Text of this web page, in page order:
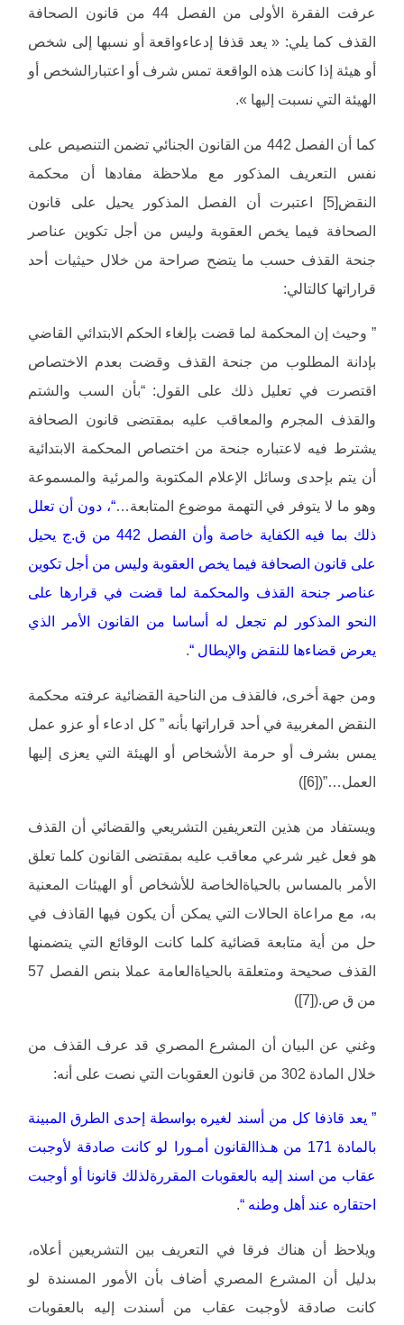
عرفت الفقرة الأولى من الفصل 44 من قانون الصحافة
القذف كما يلي: « يعد قذفا إدعاءواقعة أو نسبها إلى شخص
أو هيئة إذا كانت هذه الواقعة تمس شرف أو اعتبارالشخص أو
الهيئة التي نسبت إليها ».
كما أن الفصل 442 من القانون الجنائي تضمن التنصيص على
نفس التعريف المذكور مع ملاحظة مفادها أن محكمة
النقض[5] اعتبرت أن الفصل المذكور يحيل على قانون
الصحافة فيما يخص العقوبة وليس من أجل تكوين عناصر
جنحة القذف حسب ما يتضح صراحة من خلال حيثيات أحد
قراراتها كالتالي:
” وحيث إن المحكمة لما قضت بإلغاء الحكم الابتدائي القاضي
بإدانة المطلوب من جنحة القذف وقضت بعدم الاختصاص
اقتصرت في تعليل ذلك على القول: “بأن السب والشتم
والقذف المجرم والمعاقب عليه بمقتضى قانون الصحافة
يشترط فيه لاعتباره جنحة من اختصاص المحكمة الابتدائية
أن يتم بإحدى وسائل الإعلام المكتوبة والمرئية والمسموعة
وهو ما لا يتوفر في التهمة موضوع المتابعة…“، دون أن تعلل
ذلك بما فيه الكفاية خاصة وأن الفصل 442 من ق.ج يحيل
على قانون الصحافة فيما يخص العقوبة وليس من أجل تكوين
عناصر جنحة القذف والمحكمة لما قضت في قرارها على
النحو المذكور لم تجعل له أساسا من القانون الأمر الذي
يعرض قضاءها للنقض والإبطال “.
ومن جهة أخرى، فالقذف من الناحية القضائية عرفته محكمة
النقض المغربية في أحد قراراتها بأنه ” كل ادعاء أو عزو عمل
يمس بشرف أو حرمة الأشخاص أو الهيئة التي يعزى إليها
العمل…”([6])
ويستفاد من هذين التعريفين التشريعي والقضائي أن القذف
هو فعل غير شرعي معاقب عليه بمقتضى القانون كلما تعلق
الأمر بالمساس بالحياةالخاصة للأشخاص أو الهيئات المعنية
به، مع مراعاة الحالات التي يمكن أن يكون فيها القاذف في
حل من أية متابعة قضائية كلما كانت الوقائع التي يتضمنها
القذف صحيحة ومتعلقة بالحياةالعامة عملا بنص الفصل 57
من ق ص.([7])
وغني عن البيان أن المشرع المصري قد عرف القذف من
خلال المادة 302 من قانون العقوبات التي نصت على أنه:
” يعد قاذفا كل من أسند لغيره بواسطة إحدى الطرق المبينة
بالمادة 171 من هـذاالقانون أمـورا لو كانت صادقة لأوجبت
عقاب من اسند إليه بالعقوبات المقررةلذلك قانونا أو أوجبت
احتقاره عند أهل وطنه “.
ويلاحظ أن هناك فرقا في التعريف بين التشريعين أعلاه،
بدليل أن المشرع المصري أضاف بأن الأمور المسندة لو
كانت صادقة لأوجبت عقاب من أسندت إليه بالعقوبات